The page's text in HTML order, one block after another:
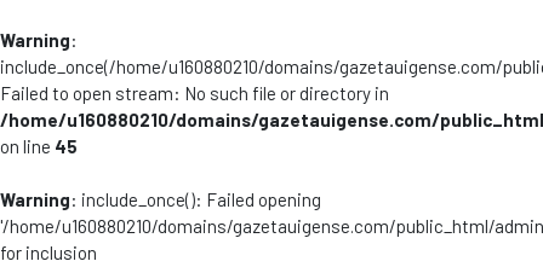
Warning:
include_once(/home/u160880210/domains/gazetauigense.com/
Failed to open stream: No such file or directory in
/home/u160880210/domains/gazetauigense.com/
on line 45
Warning: include_once(): Failed opening
'/home/u160880210/domains/gazetauigense.com/public_html/
for inclusion